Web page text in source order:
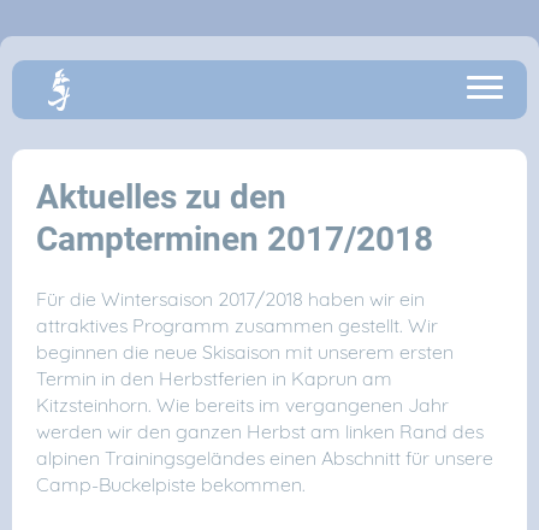
Aktuelles zu den
Campterminen 2017/2018
Für die Wintersaison 2017/2018 haben wir ein
attraktives Programm zusammen gestellt. Wir
beginnen die neue Skisaison mit unserem ersten
Termin in den Herbstferien in Kaprun am
Kitzsteinhorn. Wie bereits im vergangenen Jahr
werden wir den ganzen Herbst am linken Rand des
alpinen Trainingsgeländes einen Abschnitt für unsere
Camp-Buckelpiste bekommen.